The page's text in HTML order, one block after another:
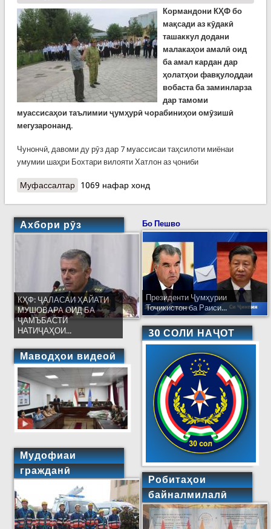
Кормандони КҲФ бо
мақсади аз кӯдакӣ
ташаккул додани
малакаҳои амалӣ оид
ба амал кардан дар
ҳолатҳои фавқулоддаи
вобаста ба заминларза
дар тамоми
муассисаҳои таълимии ҷумҳурӣ чорабиниҳои омӯзишӣ
мегузаронанд.
Чунончӣ, давоми ду рӯз дар 7 муассисаи таҳсилоти миёнаи
умумии шаҳри Бохтари вилояти Хатлон аз ҷониби
Муфассалтаро Дар Хатлон бачаҳоро қоидаҳои амал дар
1069 нафар хонд
Ахбори рӯз
КҲФ: ҶАЛАСАИ ҲАЙАТИ
МУШОВАРА ОИД БА
ҶАМЪБАСТИ
НАТИҶАҲОИ...
Маводҳои видеоӣ
Мудофиаи
гражданӣ
Бо Пешво
Президенти Ҷумҳурии
Тоҷикистон ба Раиси...
30 СОЛИ НАҶОТ
Робитаҳои
байналмилалӣ